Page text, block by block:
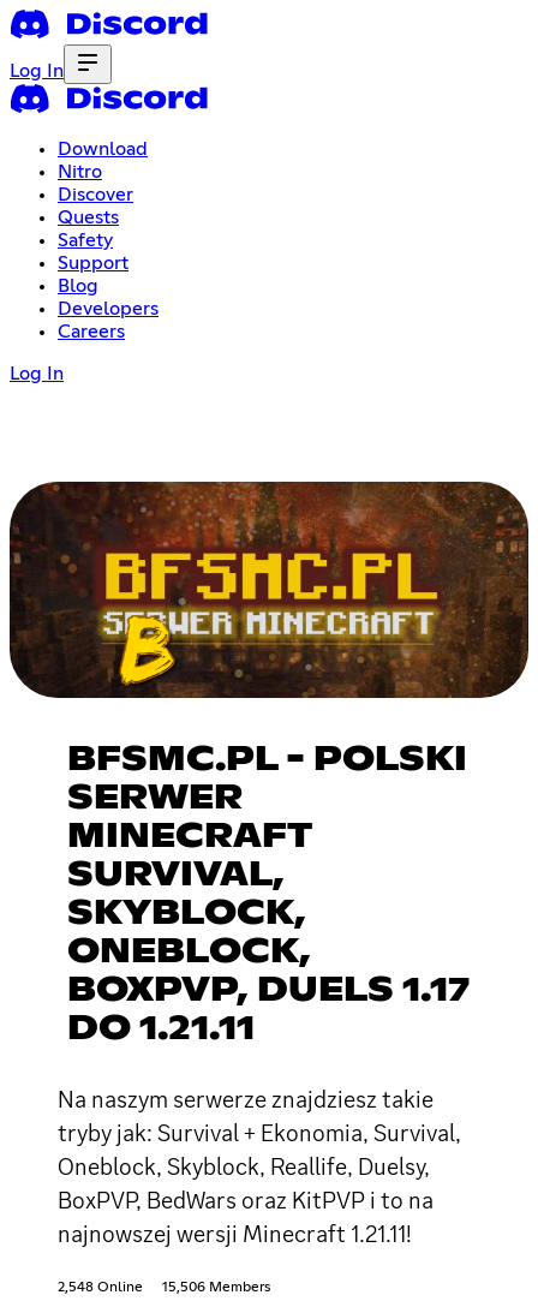
Log In
Download
Nitro
Discover
Quests
Safety
Support
Blog
Developers
Careers
Log In
BFSMC.PL - POLSKI
SERWER
MINECRAFT
SURVIVAL,
SKYBLOCK,
ONEBLOCK,
BOXPVP, DUELS 1.17
DO 1.21.11
Na naszym serwerze znajdziesz takie
tryby jak: Survival + Ekonomia, Survival,
Oneblock, Skyblock, Reallife, Duelsy,
BoxPVP, BedWars oraz KitPVP i to na
najnowszej wersji Minecraft 1.21.11!
2,548 Online 15,506 Members